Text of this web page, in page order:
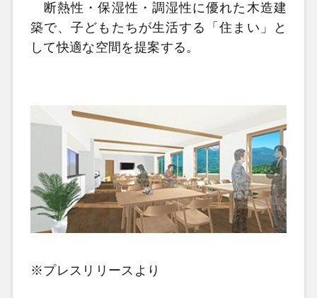
断熱性・保湿性・調湿性に優れた木造建
築で、子どもたちが生活する「住まい」と
して快適な空間を提案する。
※プレスリリースより